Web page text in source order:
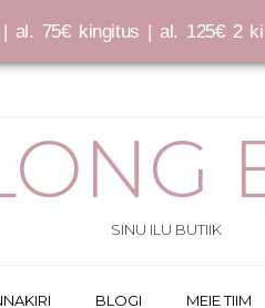
SINU ILU BUTIIK
BLOGI MEIE TIIM
al. 75€ kingitus | al. 125€ 2